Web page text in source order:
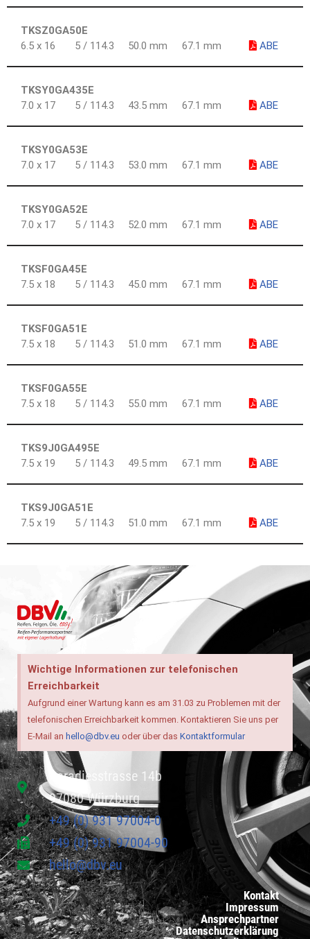
TKSZ0GA50E
6.5 x 16
5 / 114.3 50.0 mm 67.1 mm ABE
TKSY0GA435E
7.0 x 17
5 / 114.3 43.5 mm 67.1 mm ABE
TKSY0GA53E
7.0 x 17
5 / 114.3 53.0 mm 67.1 mm ABE
TKSY0GA52E
7.0 x 17
5 / 114.3 52.0 mm 67.1 mm ABE
TKSF0GA45E
7.5 x 18
5 / 114.3 45.0 mm 67.1 mm ABE
TKSF0GA51E
7.5 x 18
5 / 114.3 51.0 mm 67.1 mm ABE
TKSF0GA55E
7.5 x 18
5 / 114.3 55.0 mm 67.1 mm ABE
TKS9J0GA495E
7.5 x 19
5 / 114.3 49.5 mm 67.1 mm ABE
TKS9J0GA51E
7.5 x 19
5 / 114.3 51.0 mm 67.1 mm ABE
Wichtige Informationen zur telefonischen
Erreichbarkeit
Aufgrund einer Wartung kann es am 31.03 zu Problemen mit der
telefonischen Erreichbarkeit kommen. Kontaktieren Sie uns per
E-Mail an hello@dbv.eu oder über das Kontaktformular
Paradiesstrasse 14b
97080 Würzburg
+49 (0) 931 97004-0
+49 (0) 931 97004-90
hello@dbv.eu
Kontakt
Impressum
Ansprechpartner
Datenschutzerklärung